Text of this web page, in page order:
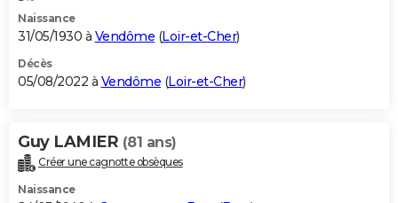
Naissance
31/05/1930 à Vendôme (Loir-et-Cher)
Décès
05/08/2022 à Vendôme (Loir-et-Cher)
Guy LAMIER (81 ans)
Créer une cagnotte obsèques
Naissance